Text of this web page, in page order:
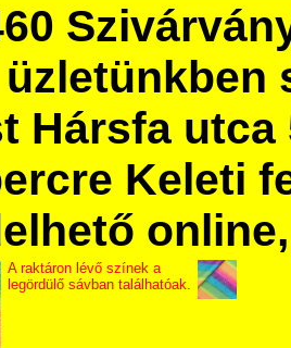
Hársfa utca
Keleti
A raktáron lévő színek a
legördülő sávban találhatóak.